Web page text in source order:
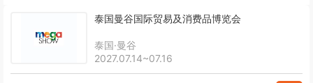
泰国曼谷国际贸易及消费品博览会
泰国·曼谷
2027.07.14~07.16